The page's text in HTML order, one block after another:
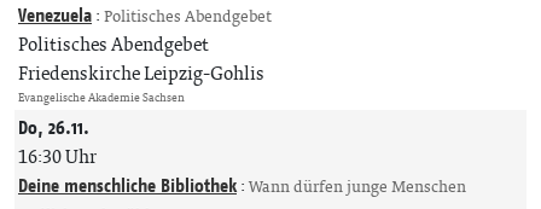
Venezuela: Politisches Abendgebet
Politisches Abendgebet
Friedenskirche Leipzig-Gohlis
Evangelische Akademie Sachsen
Do, 26.11.
16:30 Uhr
Deine menschliche Bibliothek: Wann dürfen junge Menschen